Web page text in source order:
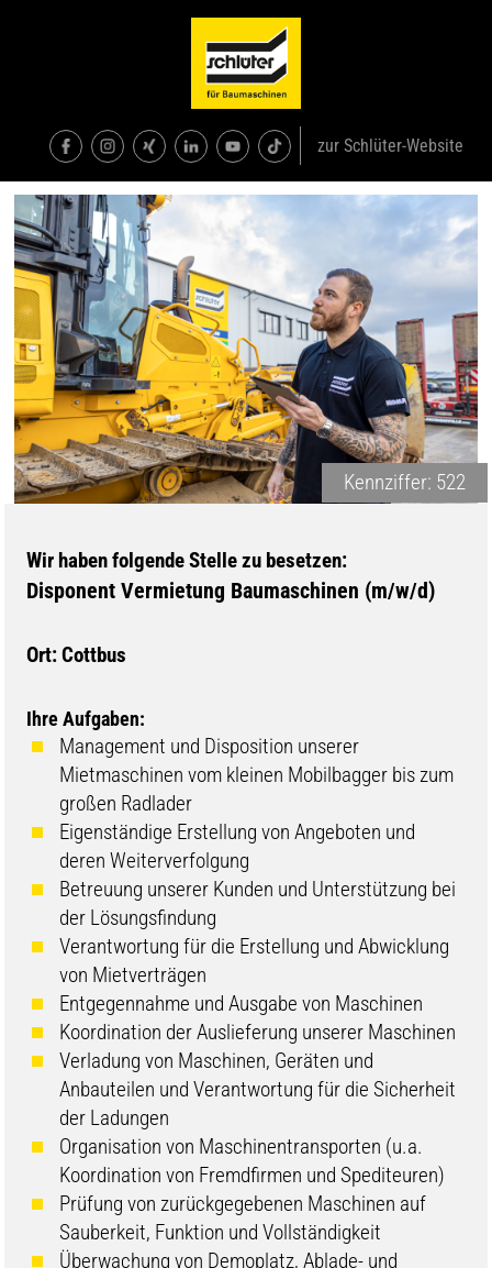
zur Schlüter-Website
Kennziffer: 522
Wir haben folgende Stelle zu besetzen:
Disponent Vermietung Baumaschinen (m/w/d)
Ort: Cottbus
Ihre Aufgaben:
Management und Disposition unserer
Mietmaschinen vom kleinen Mobilbagger bis zum
großen Radlader
Eigenständige Erstellung von Angeboten und
deren Weiterverfolgung
Betreuung unserer Kunden und Unterstützung bei
der Lösungsfindung
Verantwortung für die Erstellung und Abwicklung
von Mietverträgen
Entgegennahme und Ausgabe von Maschinen
Koordination der Auslieferung unserer Maschinen
Verladung von Maschinen, Geräten und
Anbauteilen und Verantwortung für die Sicherheit
der Ladungen
Organisation von Maschinentransporten (u.a.
Koordination von Fremdfirmen und Spediteuren)
Prüfung von zurückgegebenen Maschinen auf
Sauberkeit, Funktion und Vollständigkeit
Überwachung von Demoplatz, Ablade- und